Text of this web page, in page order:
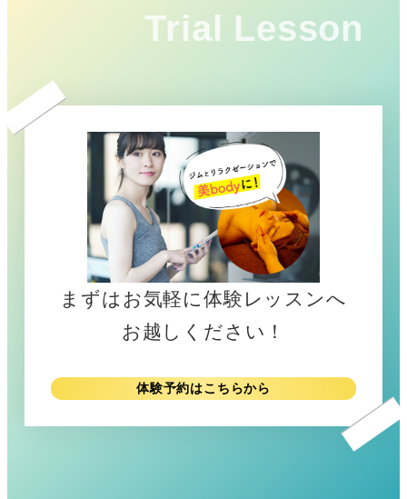
Trial Lesson
まずはお気軽に体験レッスンへ
お越しください！
体験予約はこちらから